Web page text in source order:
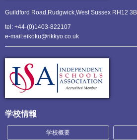
Guildford Road,Rudgwick,West Sussex RH12
tel: +44-(0)1403-822107
e-mail:eikoku@rikkyo.co.uk
学校情報
学校概要